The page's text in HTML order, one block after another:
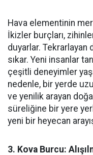
Hava elementinin
İkizler burçları,
duyarlar. Tekrarlayan
sıkar. Yeni insanlar
çeşitli deneyimler
nedenle, bir yerde
ve yenilik arayan
süreliğine bir yere
yeni bir heyecan
3. Kova Burcu: